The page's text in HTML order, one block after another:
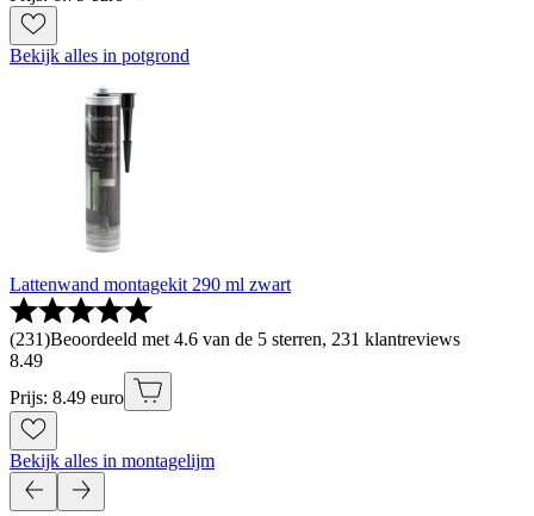
Bekijk alles in potgrond
Lattenwand montagekit 290 ml zwart
(231)Beoordeeld met 4.6 van de 5 sterren, 231 klantreviews
8.49
Prijs: 8.49 euro
Bekijk alles in montagelijm